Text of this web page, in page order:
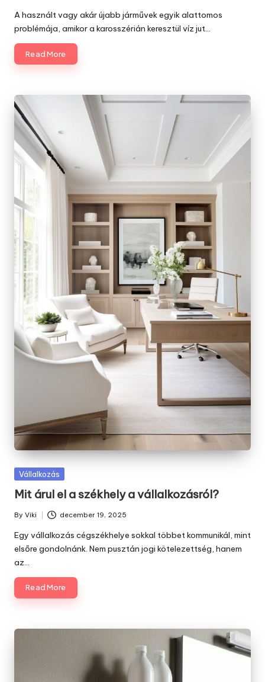
by
A használt vagy akár újabb járművek egyik alattomos
problémája, amikor a karosszérián keresztül víz jut…
Read More
Posted
Vállalkozás
Mit árul el a székhely a vállalkozásról?
Posted
by
By Viki december 19, 2025
Egy vállalkozás cégszékhelye sokkal többet kommunikál, mint
elsőre gondolnánk. Nem pusztán jogi kötelezettség, hanem
az…
Read More